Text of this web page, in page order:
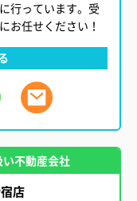
行っています。受
お任せください！
不動産会社
店